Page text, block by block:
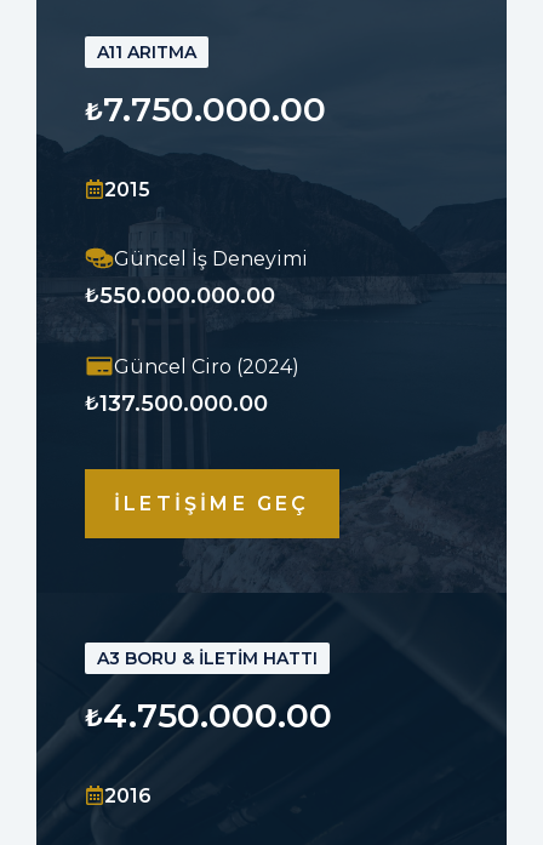
A11 ARITMA
₺7.750.000.00
2015
Güncel İş Deneyimi
₺550.000.000.00
Güncel Ciro (2024)
₺137.500.000.00
İLETİŞİME GEÇ
A3 BORU & İLETİM HATTI
₺4.750.000.00
2016